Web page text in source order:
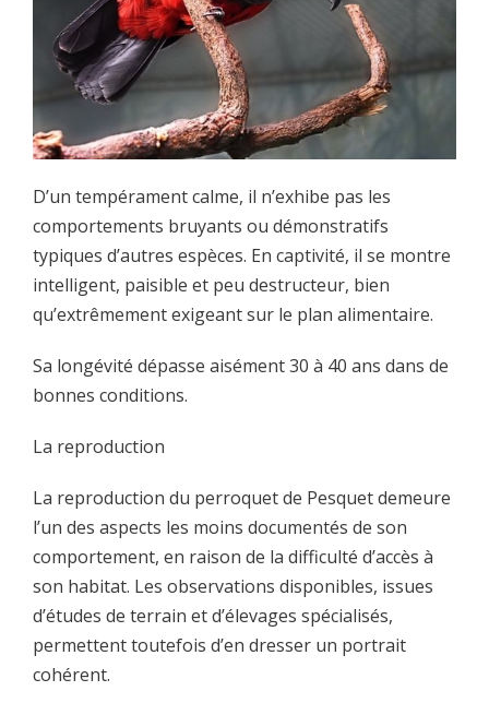
D’un tempérament calme, il n’exhibe pas les
comportements bruyants ou démonstratifs
typiques d’autres espèces. En captivité, il se montre
intelligent, paisible et peu destructeur, bien
qu’extrêmement exigeant sur le plan alimentaire.
Sa longévité dépasse aisément 30 à 40 ans dans de
bonnes conditions.
La reproduction
La reproduction du perroquet de Pesquet demeure
l’un des aspects les moins documentés de son
comportement, en raison de la difficulté d’accès à
son habitat. Les observations disponibles, issues
d’études de terrain et d’élevages spécialisés,
permettent toutefois d’en dresser un portrait
cohérent.